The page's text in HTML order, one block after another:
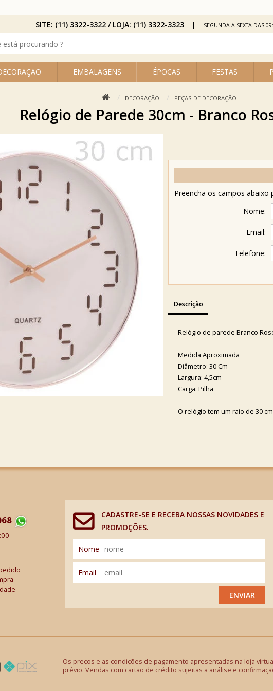
EMBALAGENS ÉPOCAS FESTAS
SITE: (11) 3322-3322 / LOJA: (11) 3322-3323 SEGUNDA A SEXTA DAS
DECORAÇÃO PEÇAS DE DECORAÇÃO
Relógio de Parede 30cm - Branco
Preencha os campos
Nome:
Email:
Telefone:
Descrição
Relógio de parede Branco
Medida Aproximada
Diâmetro: 30 Cm
Largura: 4,5cm
Carga: Pilha
O relógio tem um raio de 30
CADASTRE-SE E RECEBA NOSSAS NOVIDADES E
PROMOÇÕES.
Nome
Email
ENVIAR
Os preços e as condições de pagamento apresentadas na loja
prévio. Vendas com cartão de crédito sujeitas a análise e